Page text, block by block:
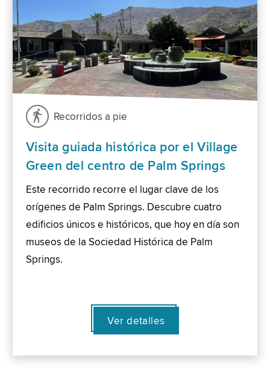
Recorridos a pie
Visita guiada histórica por el Village
Green del centro de Palm Springs
Este recorrido recorre el lugar clave de los
orígenes de Palm Springs. Descubre cuatro
edificios únicos e históricos, que hoy en día son
museos de la Sociedad Histórica de Palm
Springs.
Ver detalles